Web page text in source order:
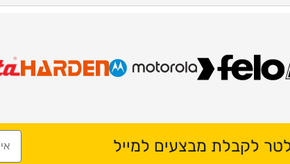
לקבלת מבצעים למייל